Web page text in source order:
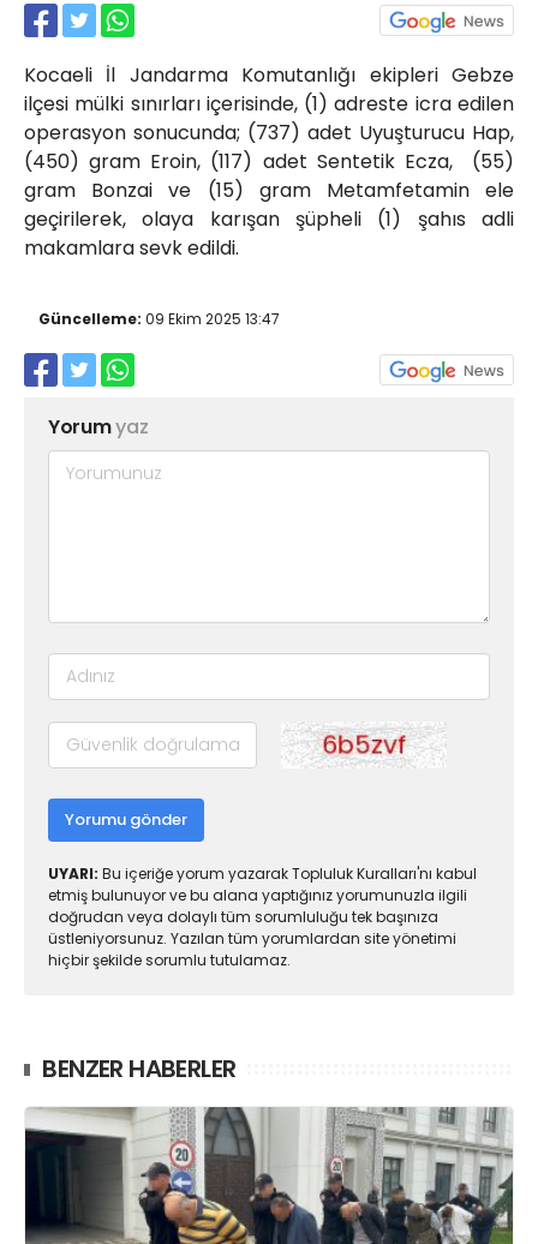
Kocaeli İl Jandarma Komutanlığı ekipleri Gebze
ilçesi mülki sınırları içerisinde, (1) adreste icra edilen
operasyon sonucunda; (737) adet Uyuşturucu Hap,
(450) gram Eroin, (117) adet Sentetik Ecza, (55)
gram Bonzai ve (15) gram Metamfetamin ele
geçirilerek, olaya karışan şüpheli (1) şahıs adli
makamlara sevk edildi.
Güncelleme: 09 Ekim 2025 13:47
Yorumyaz
Yorumu gönder
UYARI: Bu içeriğe yorum yazarak Topluluk Kuralları'nı kabul
etmiş bulunuyor ve bu alana yaptığınız yorumunuzla ilgili
doğrudan veya dolaylı tüm sorumluluğu tek başınıza
üstleniyorsunuz. Yazılan tüm yorumlardan site yönetimi
hiçbir şekilde sorumlu tutulamaz.
BENZER HABERLER
Akkavaklar Caddesi No:17/4 İzmit-
KOCAELİ
kocaelisokak@gmail.com